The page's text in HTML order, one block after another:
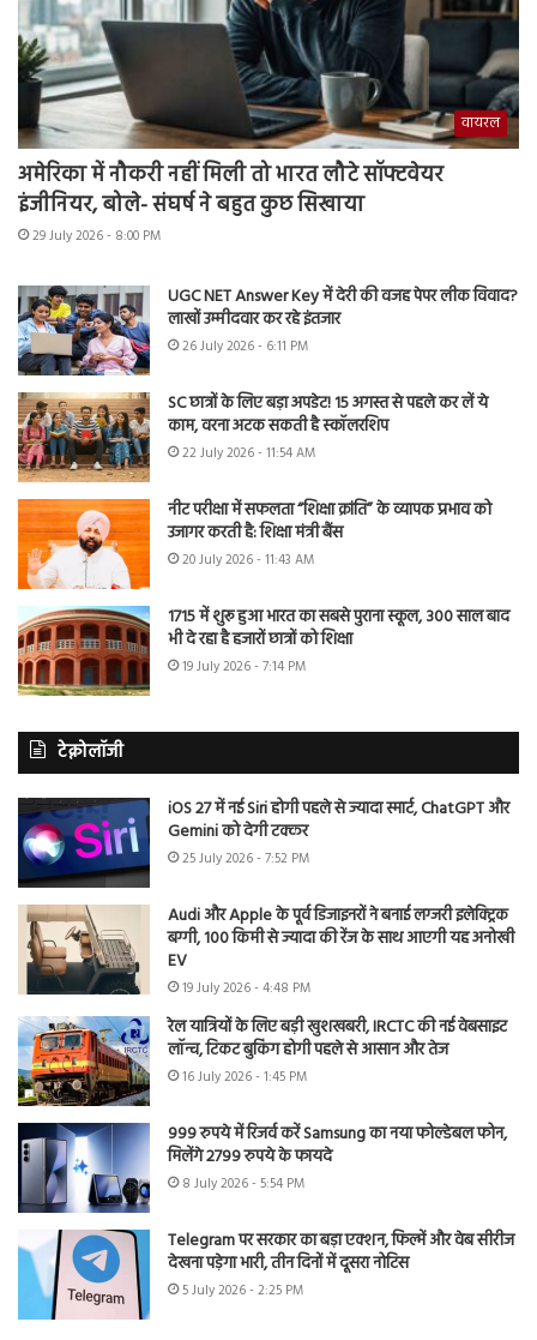
वायरल
अमेरिका में नौकरी नहीं मिली तो भारत लौटे सॉफ्टवेयर
इंजीनियर, बोले- संघर्ष ने बहुत कुछ सिखाया
29 July 2026 - 8:00 PM
UGC NET Answer Key में देरी की वजह पेपर लीक विवाद?
लाखों उम्मीदवार कर रहे इंतजार
26 July 2026 - 6:11 PM
SC छात्रों के लिए बड़ा अपडेट! 15 अगस्त से पहले कर लें ये
काम, वरना अटक सकती है स्कॉलरशिप
22 July 2026 - 11:54 AM
नीट परीक्षा में सफलता “शिक्षा क्रांति” के व्यापक प्रभाव को
उजागर करती है: शिक्षा मंत्री बैंस
20 July 2026 - 11:43 AM
1715 में शुरू हुआ भारत का सबसे पुराना स्कूल, 300 साल बाद
भी दे रहा है हजारों छात्रों को शिक्षा
19 July 2026 - 7:14 PM
टेक्नोलॉजी
iOS 27 में नई Siri होगी पहले से ज्यादा स्मार्ट, ChatGPT और
Gemini को देगी टक्कर
25 July 2026 - 7:52 PM
Audi और Apple के पूर्व डिजाइनरों ने बनाई लग्जरी इलेक्ट्रिक
बग्गी, 100 किमी से ज्यादा की रेंज के साथ आएगी यह अनोखी
EV
19 July 2026 - 4:48 PM
रेल यात्रियों के लिए बड़ी खुशखबरी, IRCTC की नई वेबसाइट
लॉन्च, टिकट बुकिंग होगी पहले से आसान और तेज
16 July 2026 - 1:45 PM
999 रुपये में रिजर्व करें Samsung का नया फोल्डेबल फोन,
मिलेंगे 2799 रुपये के फायदे
8 July 2026 - 5:54 PM
Telegram पर सरकार का बड़ा एक्शन, फिल्में और वेब सीरीज
देखना पड़ेगा भारी, तीन दिनों में दूसरा नोटिस
5 July 2026 - 2:25 PM